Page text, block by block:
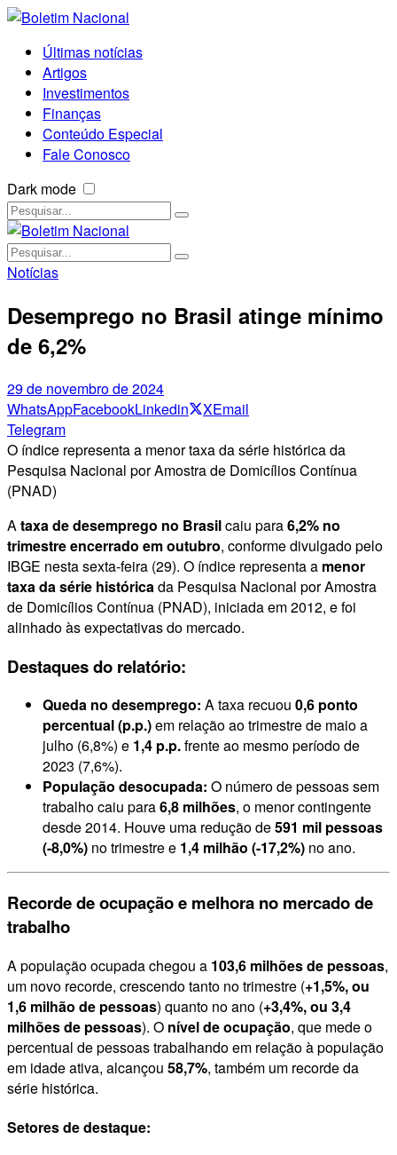
Últimas notícias
Artigos
Investimentos
Finanças
Conteúdo Especial
Fale Conosco
Dark mode
Notícias
Desemprego no Brasil atinge mínimo
de 6,2%
29 de novembro de 2024
WhatsAppFacebookLinkedin XEmail
Telegram
O índice representa a menor taxa da série histórica da
Pesquisa Nacional por Amostra de Domicílios Contínua
(PNAD)
Ataxa de desemprego no Brasilcaiu para6,2% no
trimestre encerrado em outubro, conforme divulgado pelo
IBGE nesta sexta-feira (29). O índice representa a menor
taxa da série históricada Pesquisa Nacional por Amostra
de Domicílios Contínua (PNAD), iniciada em 2012, e foi
alinhado às expectativas do mercado.
Destaques do relatório:
Queda no desemprego: A taxa recuou 0,6 ponto
percentual (p.p.)em relação ao trimestre de maio a
julho (6,8%) e 1,4 p.p.frente ao mesmo período de
2023 (7,6%).
População desocupada: O número de pessoas sem
trabalho caiu para6,8 milhões, o menor contingente
desde 2014. Houve uma redução de591 mil pessoas
(-8,0%) no trimestre e 1,4 milhão (-17,2%) no ano.
Recorde de ocupação e melhora no mercado de
trabalho
A população ocupada chegou a 103,6 milhões de pessoas,
um novo recorde, crescendo tanto no trimestre (+1,5%, ou
1,6 milhão de pessoas) quanto no ano (+3,4%, ou 3,4
milhões de pessoas). O nível de ocupação, que mede o
percentual de pessoas trabalhando em relação à população
em idade ativa, alcançou 58,7%, também um recorde da
série histórica.
Setores de destaque: